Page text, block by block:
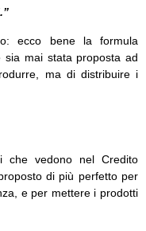
ecco bene la formula
mai stata proposta ad
ma di distribuire i
che vedono nel Credito
di più perfetto per
e per mettere i prodotti